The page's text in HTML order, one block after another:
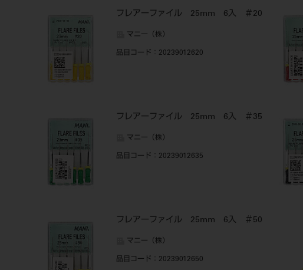
フレアーファイル 25mm 6入 ＃20
マニー（株）
品目コード ：20239012620
フレアーファイル 25mm 6入 ＃35
マニー（株）
品目コード ：20239012635
フレアーファイル 25mm 6入 ＃50
マニー（株）
品目コード ：20239012650